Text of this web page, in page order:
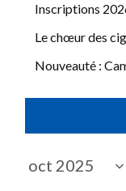
Inscriptions
Le chœur des
Nouveauté :